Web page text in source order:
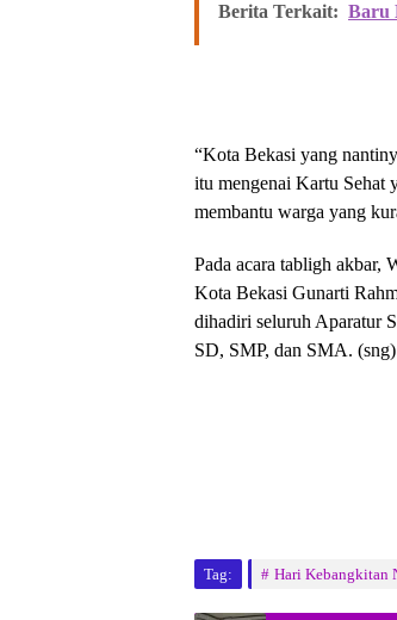
Berita Terkait: Baru
“Kota Bekasi yang
itu mengenai Kartu Sehat
membantu warga yang
Pada acara tabligh akbar,
Kota Bekasi Gunarti
dihadiri seluruh Aparatur
SD, SMP, dan SMA. (sng)
Tag: Hari Kebangkitan